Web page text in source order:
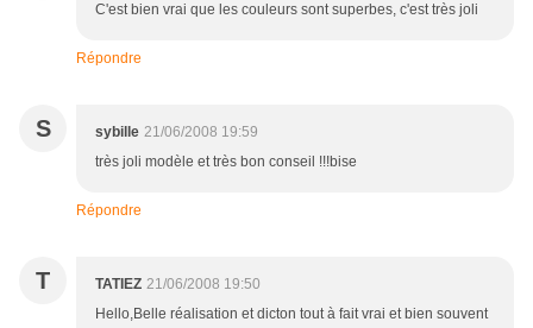
C'est bien vrai que les couleurs sont superbes, c'est très joli
Répondre
S sybille 21/06/2008 19:59
très joli modèle et très bon conseil !!!bise
Répondre
T TATIEZ 21/06/2008 19:50
Hello,Belle réalisation et dicton tout à fait vrai et bien souvent